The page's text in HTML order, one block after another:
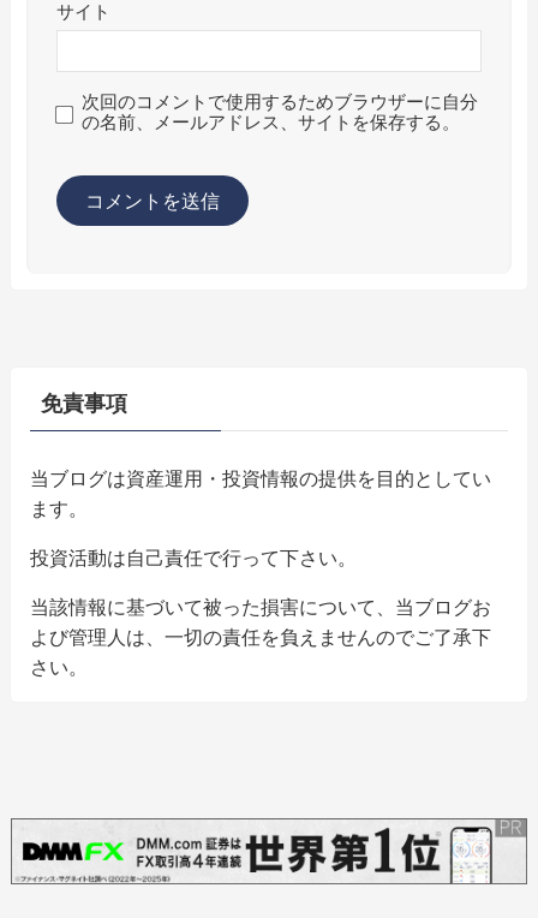
サイト
次回のコメントで使用するためブラウザーに自分
の名前、メールアドレス、サイトを保存する。
免責事項
当ブログは資産運用・投資情報の提供を目的としてい
ます。
投資活動は自己責任で行って下さい。
当該情報に基づいて被った損害について、当ブログお
よび管理人は、一切の責任を負えませんのでご了承下
さい。